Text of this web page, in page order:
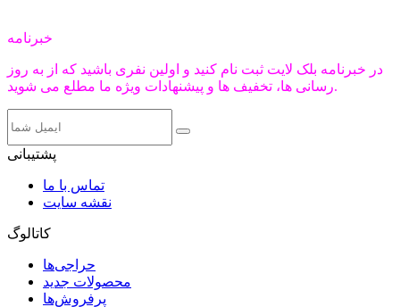
خبرنامه
در خبرنامه بلک لایت ثبت نام کنید و اولین نفری باشید که از به روز
رسانی ها، تخفیف ها و پیشنهادات ویژه ما مطلع می شوید.
پشتیبانی
تماس با ما
نقشه سایت
کاتالوگ
حراجی‌ها
محصولات جدید
پرفروش‌ها